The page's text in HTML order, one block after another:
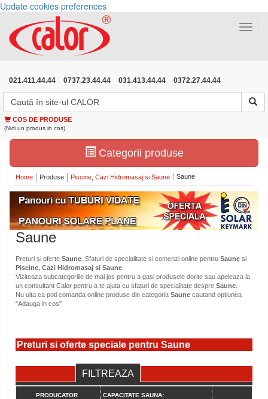
Update cookies preferences
Toggle
021.411.44.44 0737.23.44.44 031.413.44.44 0372.27.44.44
COS DE PRODUSE
(Nici un produs in cos)
Categorii produse
Home Produse Piscine, Cazi Hidromasaj si Saune Saune
Saune
Preturi si oferte Saune . Sfaturi de specialitate si comenzi online pentru Saune si
Piscine, Cazi Hidromasaj si Saune
Viziteaza subcategoriile de mai jos pentru a gasi produsele dorite sau apeleaza la
un consultant Calor pentru a te ajuta cu sfaturi de specialitate despre Saune
Nu uita ca poti comanda online produse din categoria Saune cautand optiunea
"Adauga in cos"
Preturi si oferte speciale pentru Saune
FILTREAZA
PRODUCATOR CAPACITATE SAUNA: